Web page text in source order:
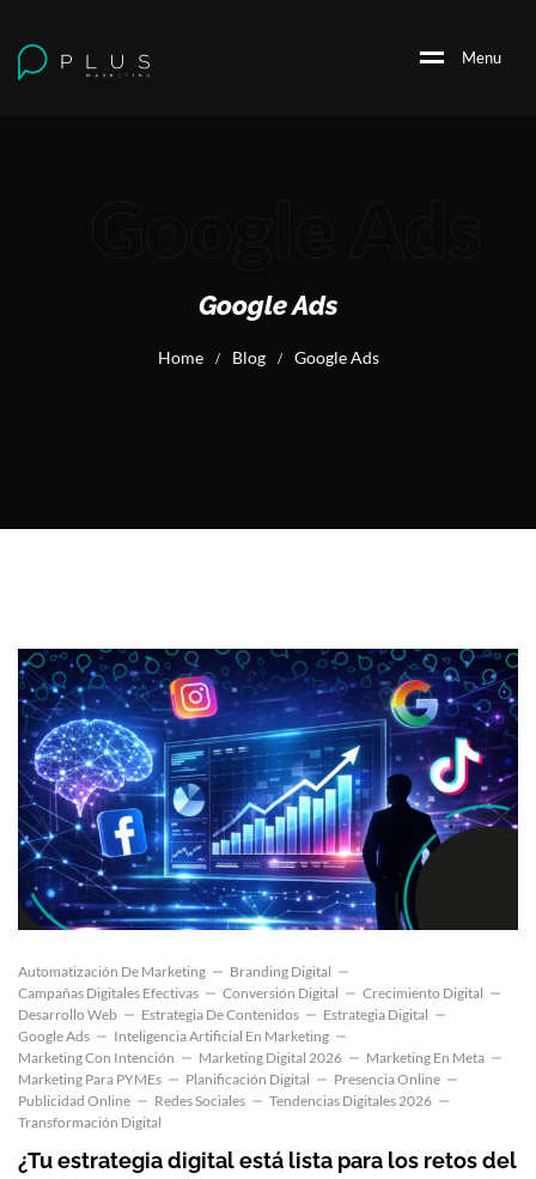
Menu
Google Ads
Home / Blog / Google Ads
Automatización De Marketing
Branding Digital
Campañas Digitales Efectivas
Conversión Digital
Crecimiento Digital
Desarrollo Web
Estrategia De Contenidos
Estrategia Digital
Google Ads
Inteligencia Artificial En Marketing
Marketing Con Intención
Marketing Digital 2026
Marketing En Meta
Marketing Para PYMEs
Planificación Digital
Presencia Online
Publicidad Online
Redes Sociales
Tendencias Digitales 2026
Transformación Digital
¿Tu estrategia digital está lista para los retos del